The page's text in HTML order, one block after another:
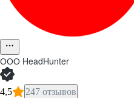
ООО HeadHunter
4,5 247 отзывов